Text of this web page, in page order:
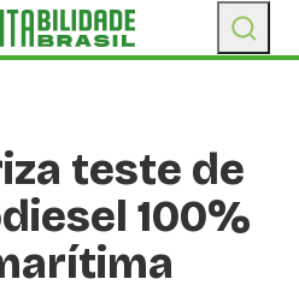
teste de
100%